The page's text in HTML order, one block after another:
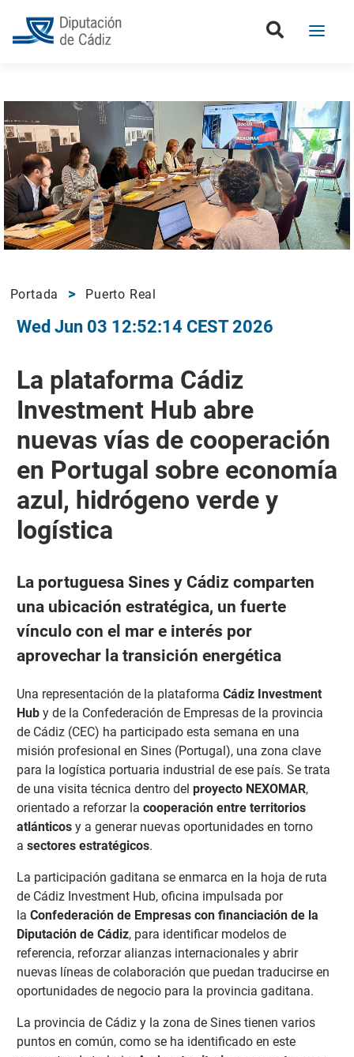
Portada Puerto Real
Wed Jun 03 12:52:14 CEST 2026
La plataforma Cádiz
Investment Hub abre
nuevas vías de cooperación
en Portugal sobre economía
azul, hidrógeno verde y
logística
La portuguesa Sines y Cádiz comparten
una ubicación estratégica, un fuerte
vínculo con el mar e interés por
aprovechar la transición energética
Una representación de la plataforma Cádiz Investment
Huby de la Confederación de Empresas de la provincia
de Cádiz (CEC) ha participado esta semana en una
misión profesional en Sines (Portugal), una zona clave
para la logística portuaria industrial de ese país. Se trata
de una visita técnica dentro del proyecto NEXOMAR,
orientado a reforzar la cooperación entre territorios
atlánticosy a generar nuevas oportunidades en torno
a sectores estratégicos.
La participación gaditana se enmarca en la hoja de ruta
de Cádiz Investment Hub, oficina impulsada por
la Confederación de Empresas con financiación de la
Diputación de Cádiz, para identificar modelos de
referencia, reforzar alianzas internacionales y abrir
nuevas líneas de colaboración que puedan traducirse en
oportunidades de negocio para la provincia gaditana.
La provincia de Cádiz y la zona de Sines tienen varios
puntos en común, como se ha identificado en este